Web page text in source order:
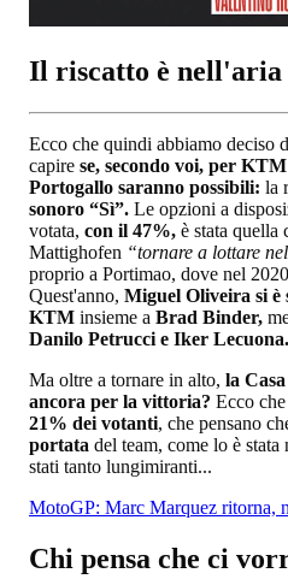
Il riscatto è nell'aria
Ecco che quindi abbiamo deciso
capire se, secondo voi, per
Portogallo saranno possibili: la
sonoro “Sì”. Le opzioni a
votata, con il 47%, è stata quella
Mattighofen “tornare a lottare
proprio a Portimao, dove nel
Quest'anno, Miguel Oliveira si è
KTM insieme a Brad Binder,
Danilo Petrucci e Iker Lecuona.
Ma oltre a tornare in alto, la
ancora per la vittoria? Ecco che
21% dei votanti, che pensano
portata del team, come lo è
stati tanto lungimiranti...
MotoGP: Marc Marquez ritorna,
Chi pensa che ci